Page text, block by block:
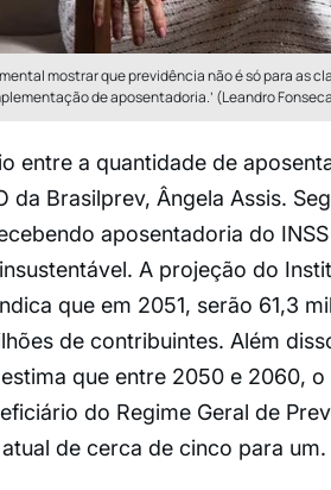
mostrar que previdência não é só para as
de aposentadoria.’ (Leandro
entre a quantidade de
da Brasilprev, Ângela Assis.
aposentadoria do
A projeção do
que em 2051, serão 61,3
de contribuintes. Além
que entre 2050 e 2060,
do Regime Geral de
de cerca de cinco para um.